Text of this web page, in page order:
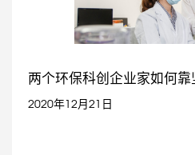
两个环保科创企业家如何
2020年12月21日